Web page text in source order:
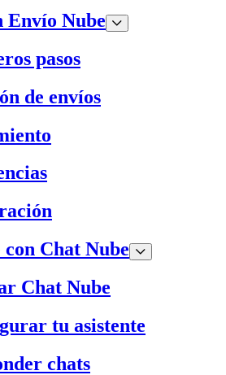
Envío Nube
pasos
de envíos
con Chat Nube
Chat Nube
tu asistente
chats